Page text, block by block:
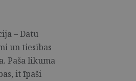
– Datu
un tiesības
Paša likuma
it īpaši